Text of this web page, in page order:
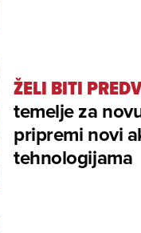
ŽELI BITI
temelje za
pripremi novi
tehnologijama